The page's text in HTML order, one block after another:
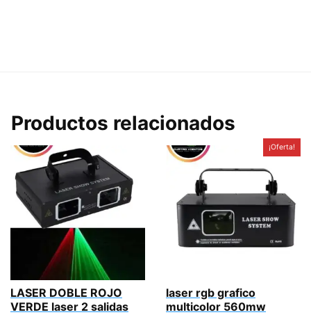
Productos relacionados
LASER DOBLE ROJO
VERDE laser 2 salidas
¡Oferta!
laser rgb grafico
multicolor 560mw